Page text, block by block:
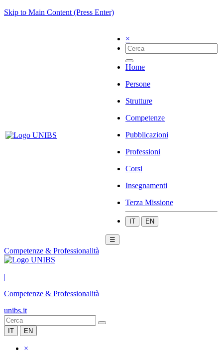
Skip to Main Content (Press Enter)
×
Home
Persone
Strutture
Competenze
Pubblicazioni
Professioni
Corsi
Insegnamenti
Terza Missione
IT EN
☰
Competenze & Professionalità
|
Competenze & Professionalità
unibs.it
IT EN
×